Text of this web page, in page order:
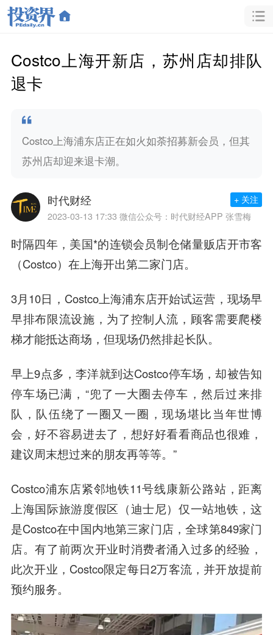
Costco上海开新店，苏州店却排队
退卡
Costco上海浦东店正在如火如荼招募新会员，但其
苏州店却迎来退卡潮。
时代财经
2023-03-13 17:33 微信公众号：时代财经APP 张雪梅
+ 关注
时隔四年，美国*的连锁会员制仓储量贩店开市客
（Costco）在上海开出第二家门店。
3月10日，Costco上海浦东店开始试运营，现场早
早排布限流设施，为了控制人流，顾客需要爬楼
梯才能抵达商场，但现场仍然排起长队。
早上9点多，李洋就到达Costco停车场，却被告知
停车场已满，“兜了一大圈去停车，然后过来排
队，队伍绕了一圈又一圈，现场堪比当年世博
会，好不容易进去了，想好好看看商品也很难，
建议周末想过来的朋友再等等。”
Costco浦东店紧邻地铁11号线康新公路站，距离
上海国际旅游度假区（迪士尼）仅一站地铁，这
是Costco在中国内地第三家门店，全球第849家门
店。有了前两次开业时消费者涌入过多的经验，
此次开业，Costco限定每日2万客流，并开放提前
预约服务。